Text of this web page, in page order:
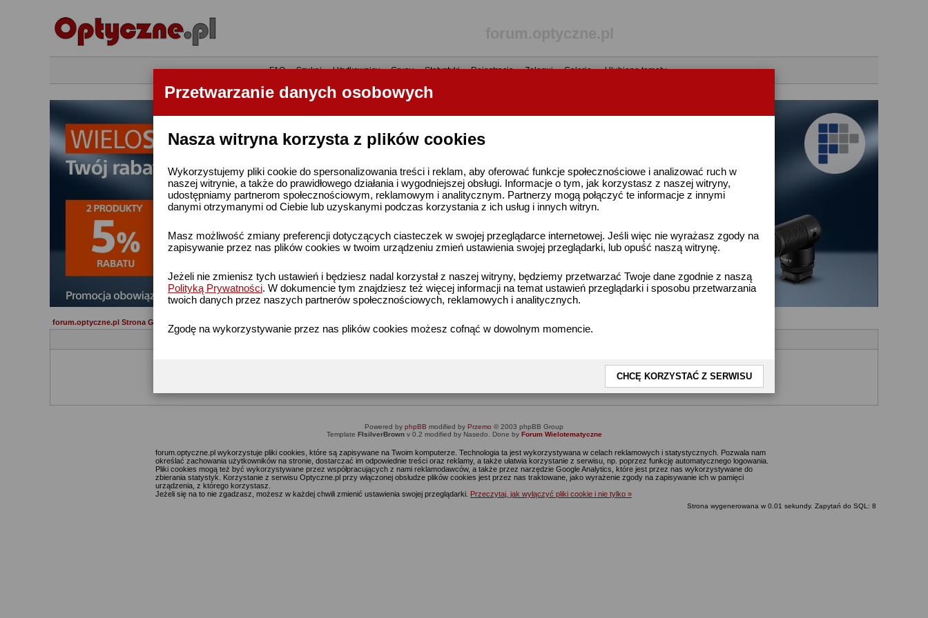
Przetwarzanie danych osobowych
Nasza witryna korzysta z plików cookies
Wykorzystujemy pliki cookie do spersonalizowania treści i reklam, aby oferować funkcje społecznościowe i analizować ruch w
naszej witrynie, a także do prawidłowego działania i wygodniejszej obsługi. Informacje o tym, jak korzystasz z naszej witryny,
udostępniamy partnerom społecznościowym, reklamowym i analitycznym. Partnerzy mogą połączyć te informacje z innymi
danymi otrzymanymi od Ciebie lub uzyskanymi podczas korzystania z ich usług i innych witryn.
Masz możliwość zmiany preferencji dotyczących ciasteczek w swojej przeglądarce internetowej. Jeśli więc nie wyrażasz zgody na
zapisywanie przez nas plików cookies w twoim urządzeniu zmień ustawienia swojej przeglądarki, lub opuść naszą witrynę.
Jeżeli nie zmienisz tych ustawień i będziesz nadal korzystał z naszej witryny, będziemy przetwarzać Twoje dane zgodnie z naszą
Polityką Prywatności. W dokumencie tym znajdziesz też więcej informacji na temat ustawień przeglądarki i sposobu przetwarzania
twoich danych przez naszych partnerów społecznościowych, reklamowych i analitycznych.
Zgodę na wykorzystywanie przez nas plików cookies możesz cofnąć w dowolnym momencie.
CHCĘ KORZYSTAĆ Z SERWISU
•FAQ•Szukaj•Użytkownicy•Grupy•Statystyki•Rejestracja•Zaloguj•Galerie• Ulubione tematy
forum.optyczne.pl Strona Główna
żeby przejść do formularza rejestracyjnego.
Powered by phpBB modified by Przemo © 2003 phpBB Group
Template FIsilverBrownv 0.2 modified by Nasedo. Done by Forum Wielotematyczne
forum.optyczne.pl wykorzystuje pliki cookies, które są zapisywane na Twoim komputerze. Technologia ta jest wykorzystywana w celach reklamowych i statystycznych. Pozwala nam
określać zachowania użytkowników na stronie, dostarczać im odpowiednie treści oraz reklamy, a także ułatwia korzystanie z serwisu, np. poprzez funkcję automatycznego logowania.
Pliki cookies mogą też być wykorzystywane przez współpracujących z nami reklamodawców, a także przez narzędzie Google Analytics, które jest przez nas wykorzystywane do
zbierania statystyk. Korzystanie z serwisu Optyczne.pl przy włączonej obsłudze plików cookies jest przez nas traktowane, jako wyrażenie zgody na zapisywanie ich w pamięci
urządzenia, z którego korzystasz.
Jeżeli się na to nie zgadzasz, możesz w każdej chwili zmienić ustawienia swojej przeglądarki. Przeczytaj, jak wyłączyć pliki cookie i nie tylko »
Strona wygenerowana w 0.01 sekundy. Zapytań do SQL: 8